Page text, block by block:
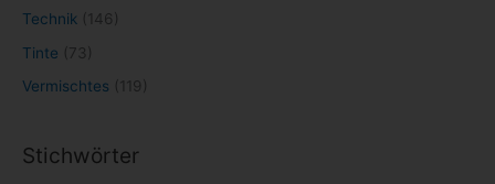
Technik (146)
Tinte (73)
Vermischtes (119)
Stichwörter